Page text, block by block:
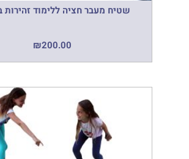
שטיח מעבר חציה ללימוד זהירות
₪200.00